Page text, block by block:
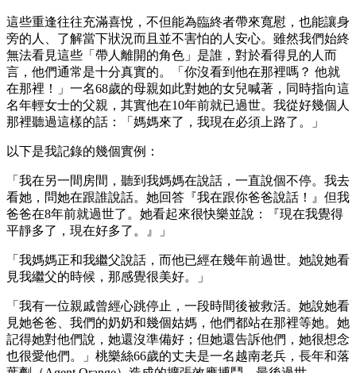
這些重逢往往充滿喜悅，不但能為臨終者帶來寬慰，也能讓身
旁的人、了解當下狀況而且並不害怕的人安心。雖然我們始終
無法看見這些「帶人離開的角色」是誰，對於看得見的人而
言，他們通常是十分真實的。「你沒看到他在那裡嗎？ 他就
在那裡！」一名68歲的母親如此對她的女兒喊著，同時指向這
名年輕女士的父親，其實他在10年前就已過世。我從好幾個人
那裡聽過這樣的話：「媽媽來了，我現在必須上路了。」
以下是我記錄的幾個實例：
「我在另一間房間，聽到我媽媽在說話，一直說個不停。我去
看她，問她在跟誰說話。她回答『我在跟你爸爸說話！』但我
爸爸在8年前就過世了。她看起來很快樂並說：『現在我覺得
平靜多了，現在好多了。』」
「我媽媽正和我繼父說話，而他已經在幾年前過世。她說她看
見我繼父的時候，那感覺很美好。」
「我有一位親戚曾經心跳停止，一段時間後被救活。她說她看
見她爸爸、我們的奶奶和幾個姑媽，他們都站在那裡等她。她
記得她對他們說，她還沒準備好；但她還告訴他們，她很想念
也很愛他們。」桃樂絲66歲的丈夫是一名越南老兵，長年和落